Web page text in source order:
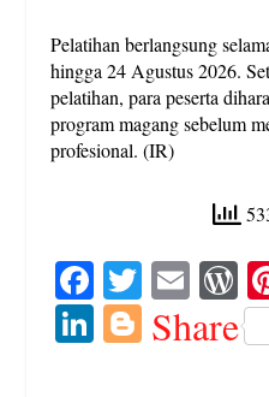
Pelatihan berlangsung
hingga 24 Agustus 2026.
pelatihan, para peserta
program magang sebelum
profesional. (IR)
Fa
ce
bo
T
wi
tte
E
m
ail d
Li Bl
Share